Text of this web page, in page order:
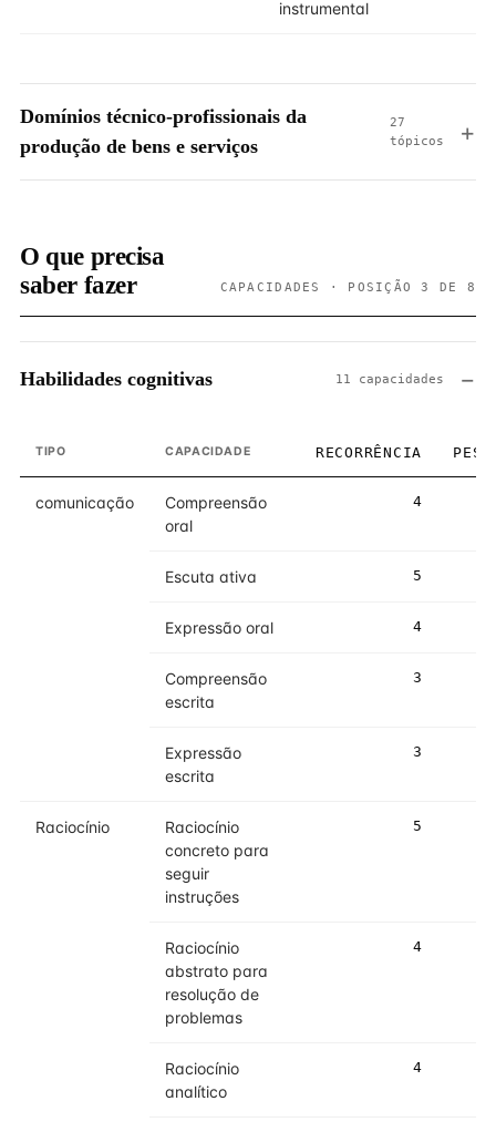
instrumental
Domínios técnico-profissionais da
produção de bens e serviços
27
tópicos
O que precisa
saber fazer
CAPACIDADES · POSIÇÃO 3 DE 8
Habilidades cognitivas 11 capacidades
TIPO CAPACIDADE RECORRÊNCIA PESO
comunicação
Compreensão
oral
4
Escuta ativa 5
Expressão oral 4
Compreensão
escrita
3
Expressão
escrita
3
Raciocínio
Raciocínio
concreto para
seguir
instruções
5
Raciocínio
abstrato para
resolução de
problemas
4
Raciocínio
analítico
4